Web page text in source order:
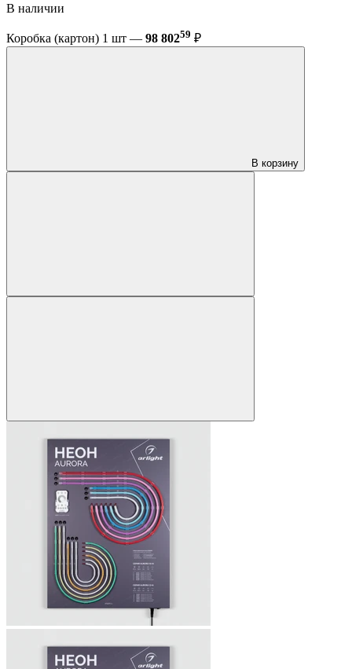
В наличии
Коробка (картон) 1 шт — 98 80259 ₽
В корзину